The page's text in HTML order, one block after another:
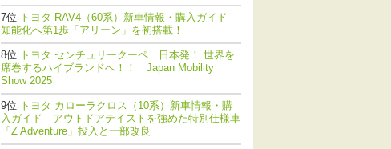
トヨタ RAV4（60系）新車情報・購入ガイド
知能化へ第1歩「アリーン」を初搭載！
トヨタ センチュリークーペ 日本発！ 世界を
席巻するハイブランドへ！！ Japan Mobility
Show 2025
トヨタ カローラクロス（10系）新車情報・購
入ガイド アウトドアテイストを強めた特別仕様車
「Z Adventure」投入と一部改良